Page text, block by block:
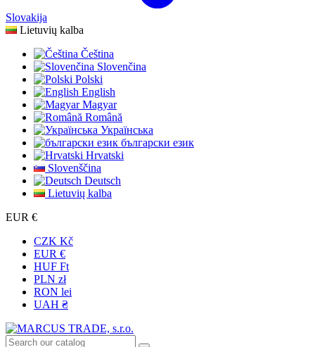
Slovakija
Lietuvių kalba
Čeština
Slovenčina
Polski
English
Magyar
Română
Українська
български език
Hrvatski
Slovenščina
Deutsch
Lietuvių kalba
EUR €
CZK Kč
EUR €
HUF Ft
PLN zł
RON lei
UAH ₴